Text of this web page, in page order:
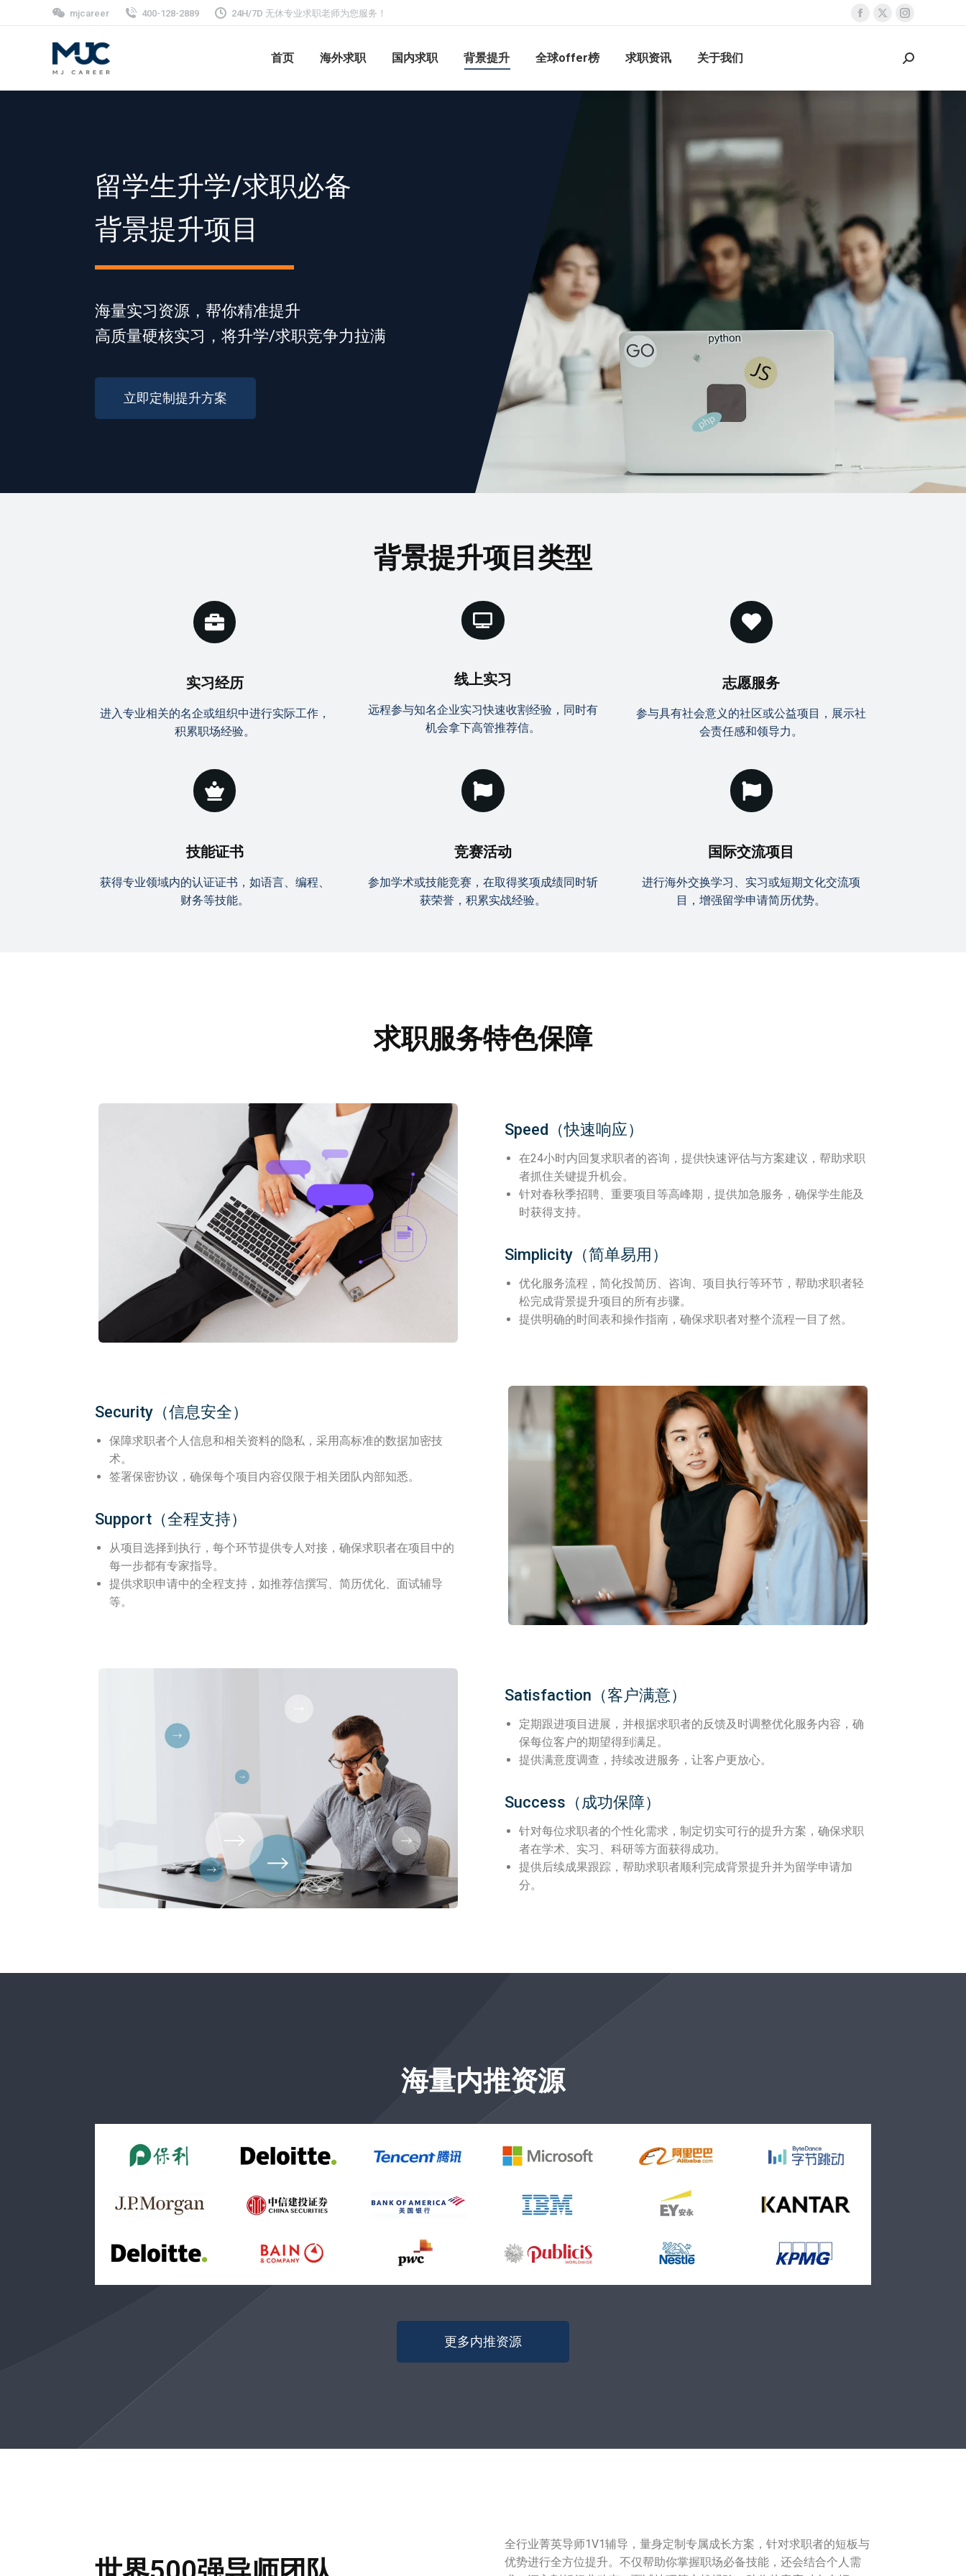
mjcareer 400-128-2889 24H/7D 无休专业求职老师为您服务！
首页 海外求职 国内求职 背景提升 全球offer榜 求职资讯 关于我们
留学生升学/求职必备
背景提升项目
海量实习资源，帮你精准提升
高质量硬核实习，将升学/求职竞争力拉满
立即定制提升方案
背景提升项目类型
实习经历
进入专业相关的名企或组织中进行实际工作，
积累职场经验。
线上实习
远程参与知名企业实习快速收割经验，同时有
机会拿下高管推荐信。
志愿服务
参与具有社会意义的社区或公益项目，展示社
会责任感和领导力。
技能证书
获得专业领域内的认证证书，如语言、编程、
财务等技能。
竞赛活动
参加学术或技能竞赛，在取得奖项成绩同时斩
获荣誉，积累实战经验。
国际交流项目
进行海外交换学习、实习或短期文化交流项
目，增强留学申请简历优势。
求职服务特色保障
Speed（快速响应）
在24小时内回复求职者的咨询，提供快速评估与方案建议，帮助求职
者抓住关键提升机会。
针对春秋季招聘、重要项目等高峰期，提供加急服务，确保学生能及
时获得支持。
Simplicity（简单易用）​
优化服务流程，简化投简历、咨询、项目执行等环节，帮助求职者轻
松完成背景提升项目的所有步骤。
提供明确的时间表和操作指南，确保求职者对整个流程一目了然。
Security（信息安全）​
保障求职者个人信息和相关资料的隐私，采用高标准的数据加密技
术。
签署保密协议，确保每个项目内容仅限于相关团队内部知悉。
Support（全程支持）
从项目选择到执行，每个环节提供专人对接，确保求职者在项目中的
每一步都有专家指导。
提供求职申请中的全程支持，如推荐信撰写、简历优化、面试辅导
等。
Satisfaction（客户满意）
定期跟进项目进展，并根据求职者的反馈及时调整优化服务内容，确
保每位客户的期望得到满足。
提供满意度调查，持续改进服务，让客户更放心。
Success（成功保障）
针对每位求职者的个性化需求，制定切实可行的提升方案，确保求职
者在学术、实习、科研等方面获得成功。
提供后续成果跟踪，帮助求职者顺利完成背景提升并为留学申请加
分。
海量内推资源
更多内推资源
全行业菁英导师1V1辅导，量身定制专属成长方案，针对求职者的短板与
优势进行全方位提升。不仅帮助你掌握职场必备技能，还会结合个人需